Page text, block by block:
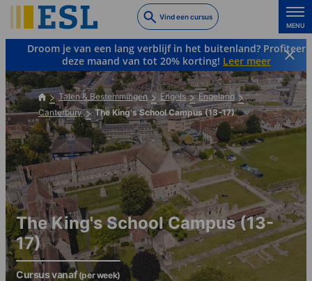
to
main
content
Vind een cursus
MENU
Droom je van een lang verblijf in het buitenland? Profiteer
deze maand van tot 20% korting! Leer meer
Talen & Bestemmingen Engels
Engeland
Canterbury
The King's School Campus (13-17)
The King's School Campus (13-
17)
Cursus vanaf(per week)